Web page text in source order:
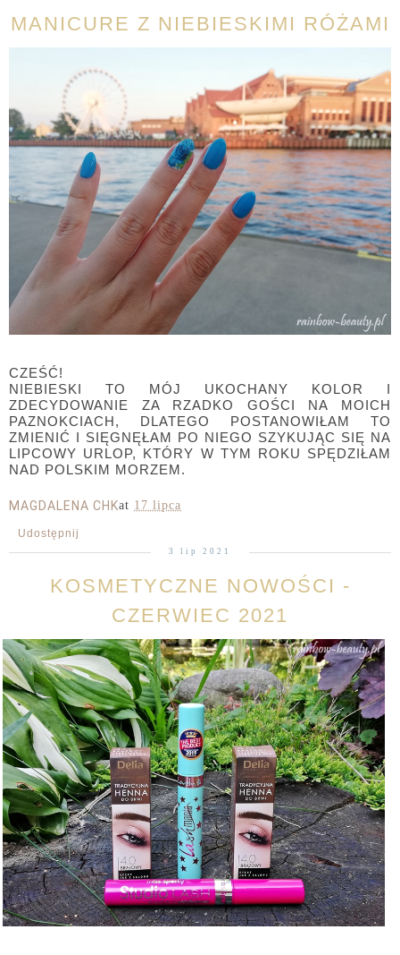
MANICURE Z NIEBIESKIMI RÓŻAMI
CZEŚĆ!
NIEBIESKI TO MÓJ UKOCHANY KOLOR I
ZDECYDOWANIE ZA RZADKO GOŚCI NA MOICH
PAZNOKCIACH, DLATEGO POSTANOWIŁAM TO
ZMIENIĆ I SIĘGNĘŁAM PO NIEGO SZYKUJĄC SIĘ NA
LIPCOWY URLOP, KTÓRY W TYM ROKU SPĘDZIŁAM
NAD POLSKIM MORZEM.
MAGDALENA CHKat 17 lipca
Udostępnij
3 lip 2021
KOSMETYCZNE NOWOŚCI -
CZERWIEC 2021